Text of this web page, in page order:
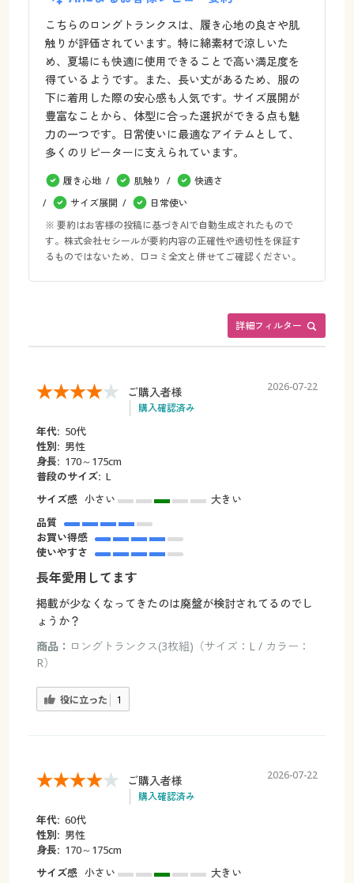
こちらのロングトランクスは、履き心地の良さや肌
触りが評価されています。特に綿素材で涼しいた
め、夏場にも快適に使用できることで高い満足度を
得ているようです。また、長い丈があるため、服の
下に着用した際の安心感も人気です。サイズ展開が
豊富なことから、体型に合った選択ができる点も魅
力の一つです。日常使いに最適なアイテムとして、
多くのリピーターに支えられています。
履き心地 肌触り
快適さ
サイズ展開
日常使い
※ 要約はお客様の投稿に基づきAIで自動生成されたもので
す。株式会社セシールが要約内容の正確性や適切性を保証す
るものではないため、口コミ全文と併せてご確認ください。
詳細フィルター
ご購入者様
購入確認済み
2026-07-22
年代: 50代
性別: 男性
身長: 170～175cm
普段のサイズ: L
サイズ感 小さい
大きい
品質
お買い得感
使いやすさ
長年愛用してます
掲載が少なくなってきたのは廃盤が検討されてるのでし
ょうか？
商品： ロングトランクス(3枚組)（サイズ：L / カラー：
R）
役に立った 1
ご購入者様
購入確認済み
2026-07-22
年代: 60代
性別: 男性
身長: 170～175cm
サイズ感 小さい
大きい